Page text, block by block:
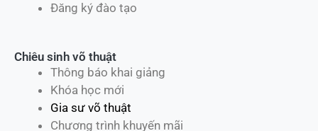
Đăng ký đào tạo
Chiêu sinh võ thuật
Thông báo khai giảng
Khóa học mới
Gia sư võ thuật
Chương trình khuyến mãi